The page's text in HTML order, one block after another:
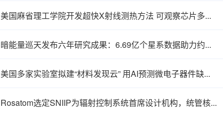
美国麻省理工学院开发超快X射线测热方法 可观察芯片多层结构热传递
暗能量巡天发布六年研究成果：6.69亿个星系数据助力约束宇宙加速膨胀
美国多家实验室拟建“材料发现云” 用AI预测微电子器件缺陷影响
Rosatom选定SNIIP为辐射控制系统首席设计机构，统管核设施放射仪表标准化与进口替代保障